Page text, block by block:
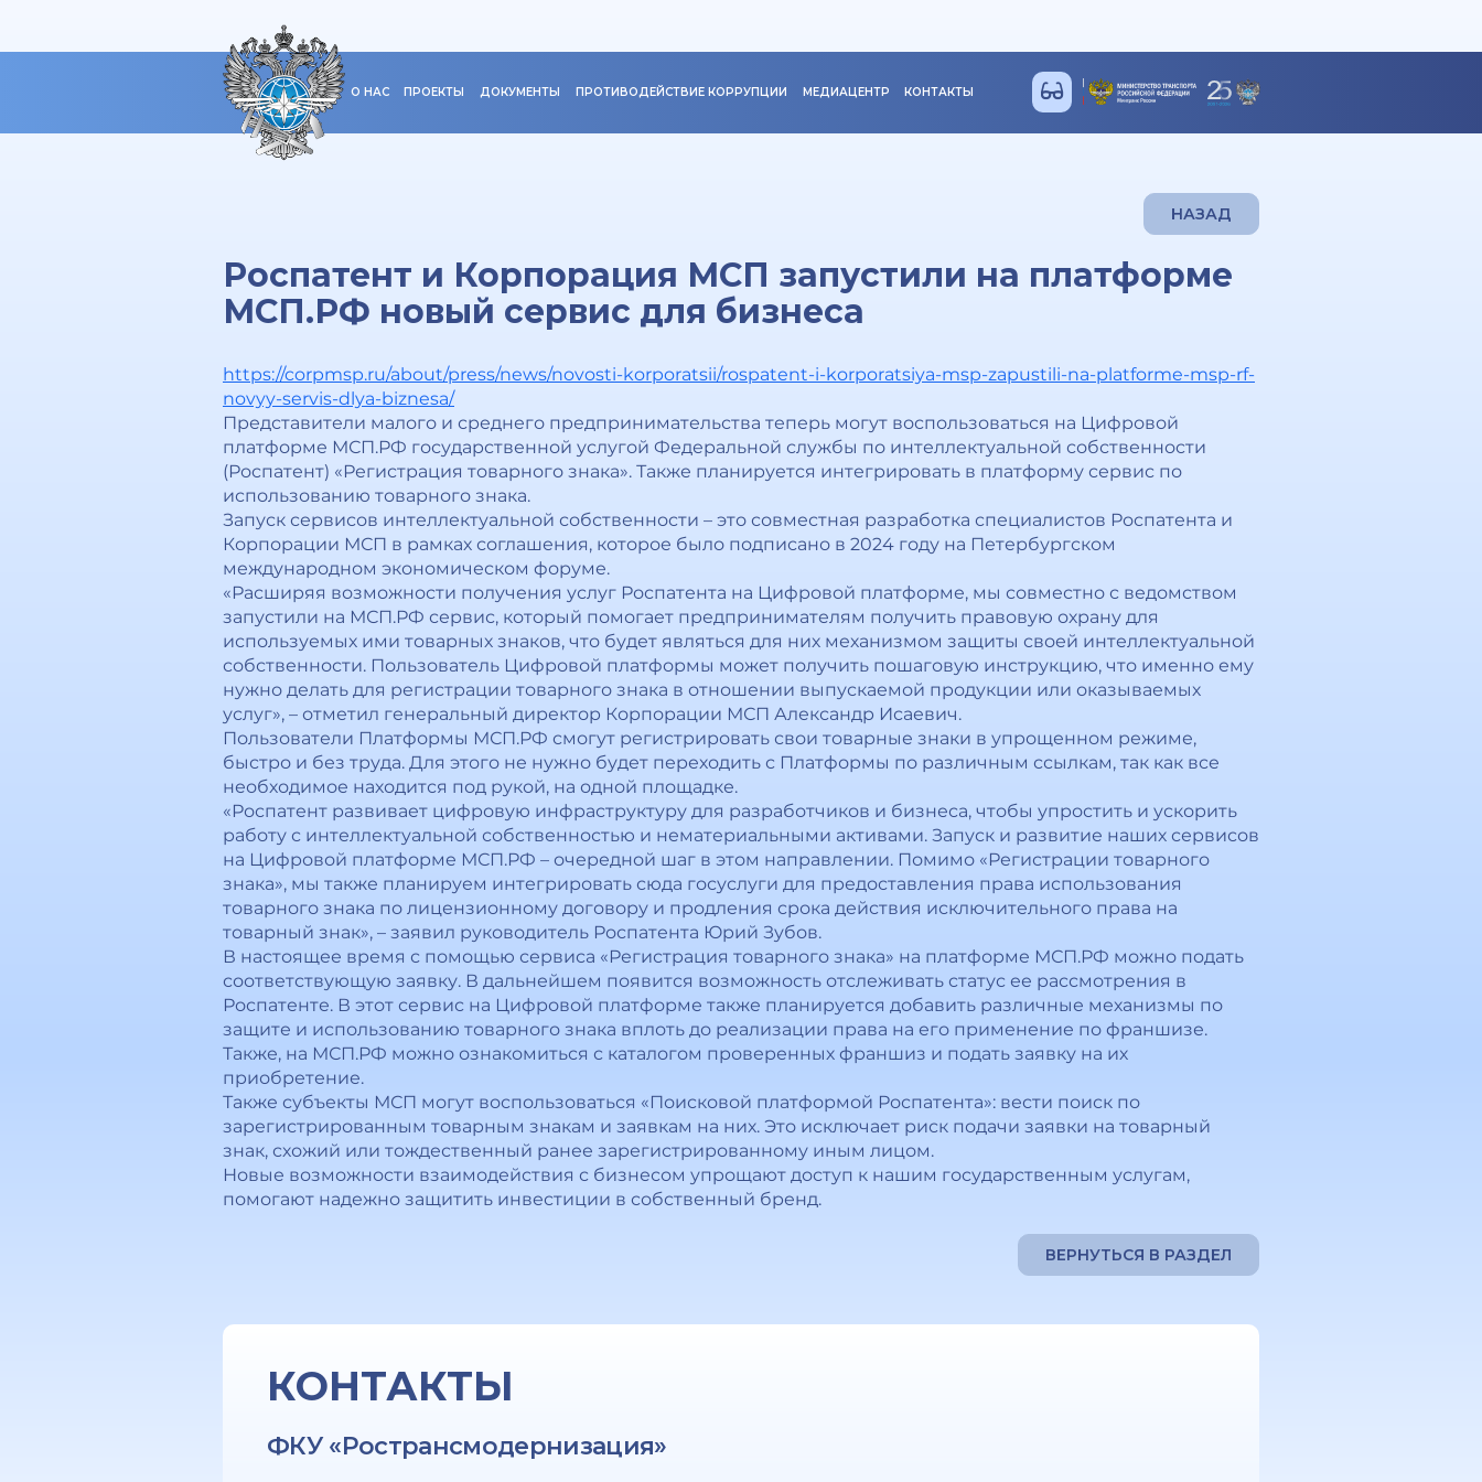
О НАС ПРОЕКТЫ ДОКУМЕНТЫ ПРОТИВОДЕЙСТВИЕ КОРРУПЦИИ МЕДИАЦЕНТР КОНТАКТЫ
НАЗАД
Роспатент и Корпорация МСП запустили на платформе
МСП.РФ новый сервис для бизнеса
https://corpmsp.ru/about/press/news/novosti-korporatsii/rospatent-i-korporatsiya-msp-zapustili-na-platforme-msp-rf-
novyy-servis-dlya-biznesa/
Представители малого и среднего предпринимательства теперь могут воспользоваться на Цифровой
платформе МСП.РФ государственной услугой Федеральной службы по интеллектуальной собственности
(Роспатент) «Регистрация товарного знака». Также планируется интегрировать в платформу сервис по
использованию товарного знака.
Запуск сервисов интеллектуальной собственности – это совместная разработка специалистов Роспатента и
Корпорации МСП в рамках соглашения, которое было подписано в 2024 году на Петербургском
международном экономическом форуме.
«Расширяя возможности получения услуг Роспатента на Цифровой платформе, мы совместно с ведомством
запустили на МСП.РФ сервис, который помогает предпринимателям получить правовую охрану для
используемых ими товарных знаков, что будет являться для них механизмом защиты своей интеллектуальной
собственности. Пользователь Цифровой платформы может получить пошаговую инструкцию, что именно ему
нужно делать для регистрации товарного знака в отношении выпускаемой продукции или оказываемых
услуг», – отметил генеральный директор Корпорации МСП Александр Исаевич.
Пользователи Платформы МСП.РФ смогут регистрировать свои товарные знаки в упрощенном режиме,
быстро и без труда. Для этого не нужно будет переходить с Платформы по различным ссылкам, так как все
необходимое находится под рукой, на одной площадке.
«Роспатент развивает цифровую инфраструктуру для разработчиков и бизнеса, чтобы упростить и ускорить
работу с интеллектуальной собственностью и нематериальными активами. Запуск и развитие наших сервисов
на Цифровой платформе МСП.РФ – очередной шаг в этом направлении. Помимо «Регистрации товарного
знака», мы также планируем интегрировать сюда госуслуги для предоставления права использования
товарного знака по лицензионному договору и продления срока действия исключительного права на
товарный знак», – заявил руководитель Роспатента Юрий Зубов.
В настоящее время с помощью сервиса «Регистрация товарного знака» на платформе МСП.РФ можно подать
соответствующую заявку. В дальнейшем появится возможность отслеживать статус ее рассмотрения в
Роспатенте. В этот сервис на Цифровой платформе также планируется добавить различные механизмы по
защите и использованию товарного знака вплоть до реализации права на его применение по франшизе.
Также, на МСП.РФ можно ознакомиться с каталогом проверенных франшиз и подать заявку на их
приобретение.
Также субъекты МСП могут воспользоваться «Поисковой платформой Роспатента»: вести поиск по
зарегистрированным товарным знакам и заявкам на них. Это исключает риск подачи заявки на товарный
знак, схожий или тождественный ранее зарегистрированному иным лицом.
Новые возможности взаимодействия с бизнесом упрощают доступ к нашим государственным услугам,
помогают надежно защитить инвестиции в собственный бренд.
ВЕРНУТЬСЯ В РАЗДЕЛ
КОНТАКТЫ
ФКУ «Ространсмодернизация»